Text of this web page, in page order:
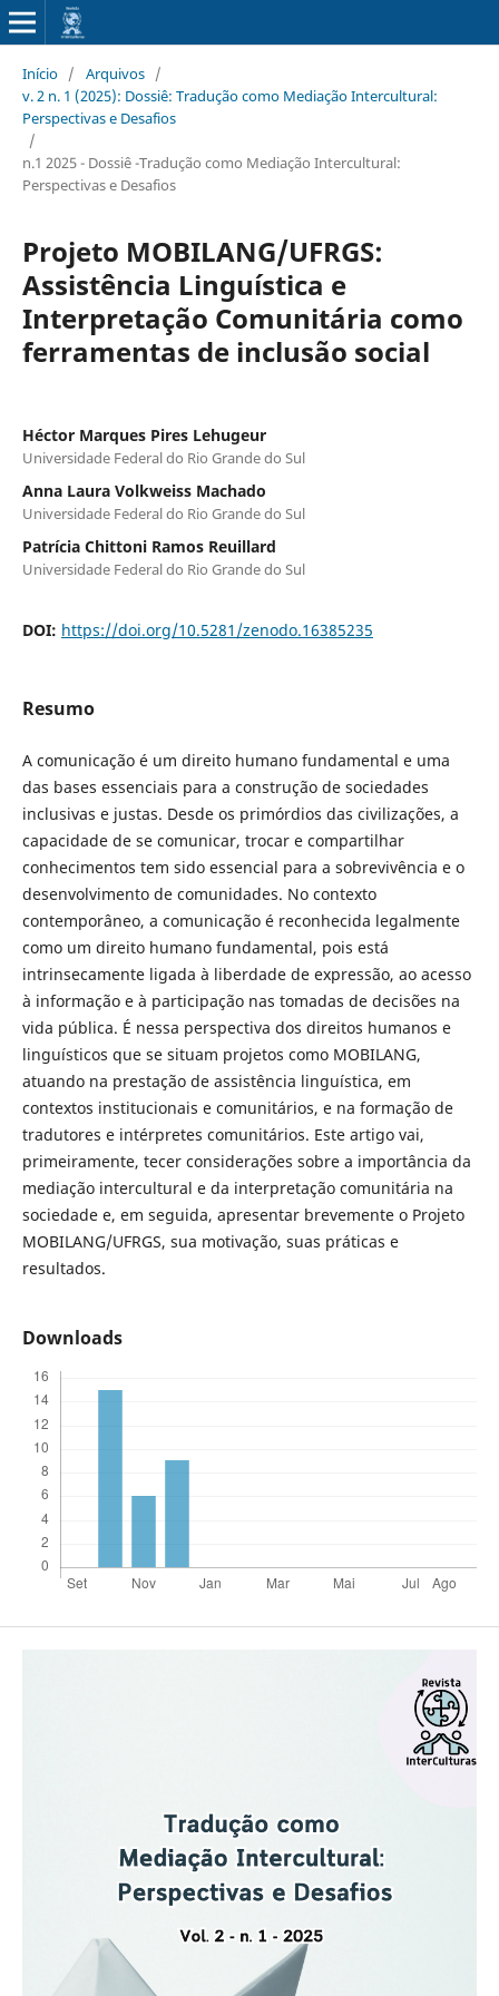
Início / Arquivos /
v. 2 n. 1 (2025): Dossiê: Tradução como Mediação Intercultural:
Perspectivas e Desafios
/
n.1 2025 - Dossiê -Tradução como Mediação Intercultural:
Perspectivas e Desafios
Projeto MOBILANG/UFRGS:
Assistência Linguística e
Interpretação Comunitária como
ferramentas de inclusão social
Héctor Marques Pires Lehugeur
Universidade Federal do Rio Grande do Sul
Anna Laura Volkweiss Machado
Universidade Federal do Rio Grande do Sul
Patrícia Chittoni Ramos Reuillard
Universidade Federal do Rio Grande do Sul
DOI: https://doi.org/10.5281/zenodo.16385235
Resumo
A comunicação é um direito humano fundamental e uma
das bases essenciais para a construção de sociedades
inclusivas e justas. Desde os primórdios das civilizações, a
capacidade de se comunicar, trocar e compartilhar
conhecimentos tem sido essencial para a sobrevivência e o
desenvolvimento de comunidades. No contexto
contemporâneo, a comunicação é reconhecida legalmente
como um direito humano fundamental, pois está
intrinsecamente ligada à liberdade de expressão, ao acesso
à informação e à participação nas tomadas de decisões na
vida pública. É nessa perspectiva dos direitos humanos e
linguísticos que se situam projetos como MOBILANG,
atuando na prestação de assistência linguística, em
contextos institucionais e comunitários, e na formação de
tradutores e intérpretes comunitários. Este artigo vai,
primeiramente, tecer considerações sobre a importância da
mediação intercultural e da interpretação comunitária na
sociedade e, em seguida, apresentar brevemente o Projeto
MOBILANG/UFRGS, sua motivação, suas práticas e
resultados.
Downloads